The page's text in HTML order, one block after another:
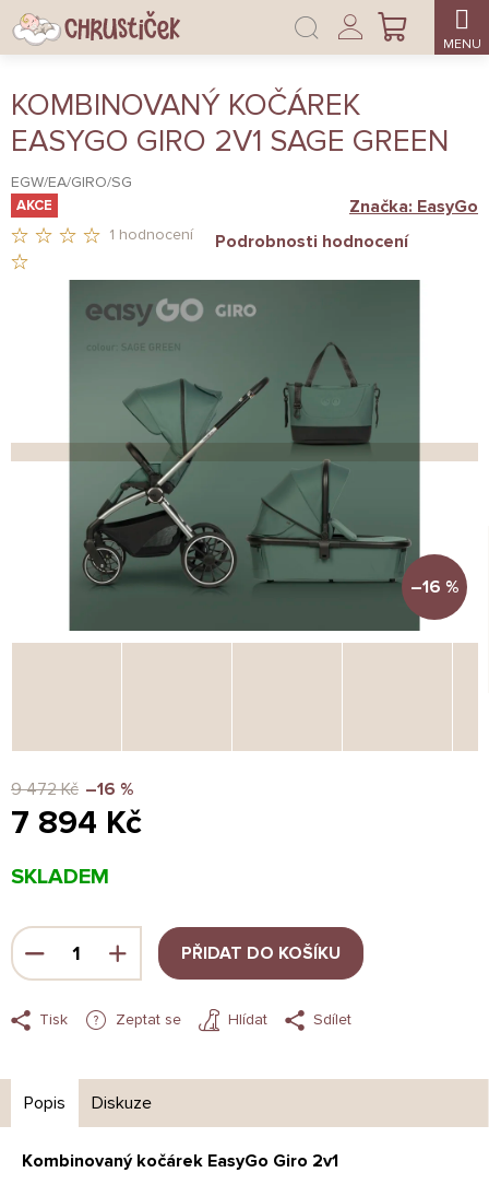
Přejít
na
obsah
NÁKUPNÍ
Přihlášení
KOMBINOVANÝ KOČÁREK
EASYGO GIRO 2V1 SAGE GREEN
EGW/EA/GIRO/SG
AKCE
PRODUKTU
HVĚZDIČEK.
1 hodnocení Podrobnosti hodnocení
Značka: EasyGo
–16 %
9 472 Kč –16 %
7 894 Kč
cena:
SKLADEM
PŘIDAT DO KOŠÍKU
Tisk Zeptat se Hlídat Sdílet
Popis Diskuze
Kombinovaný kočárek EasyGo Giro 2v1